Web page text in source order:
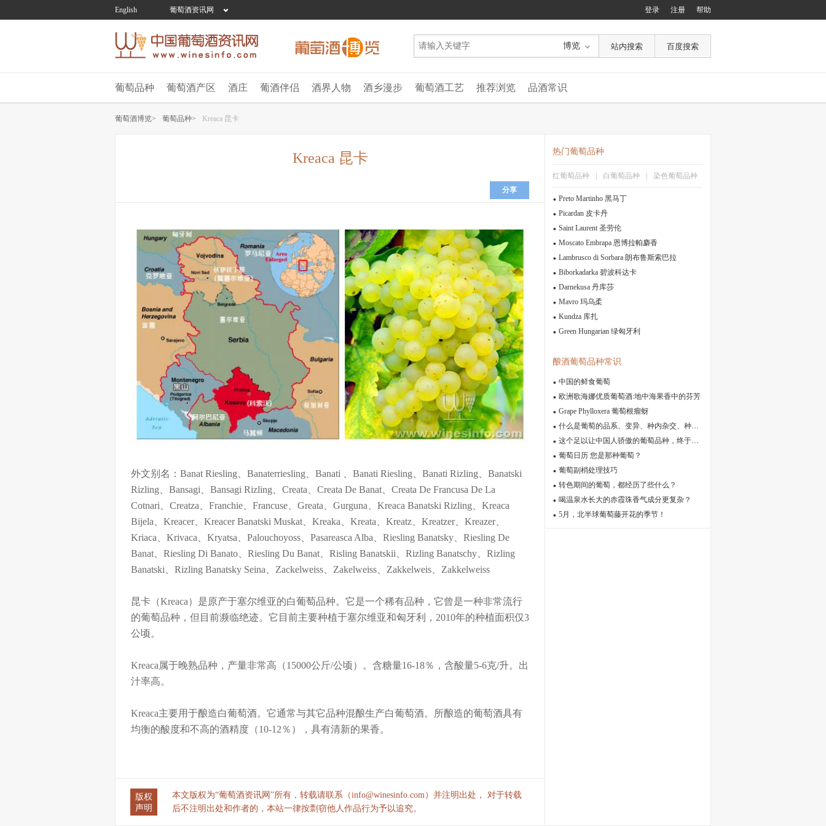
English 葡萄酒资讯网 帮助
注册
登录
博览
葡萄品种 葡萄酒产区 酒庄 葡酒伴侣 酒界人物 酒乡漫步 葡萄酒工艺 推荐浏览 品酒常识
葡萄酒博览> 葡萄品种> Kreaca 昆卡
Kreaca 昆卡
分享
外文别名：Banat Riesling、Banaterriesling、Banati 、Banati Riesling、Banati Rizling、Banatski
Rizling、Bansagi、Bansagi Rizling、Creata、Creata De Banat、Creata De Francusa De La
Cotnari、Creatza、Franchie、Francuse、Greata、Gurguna、Kreaca Banatski Rizling、Kreaca
Bijela、Kreacer、Kreacer Banatski Muskat、Kreaka、Kreata、Kreatz、Kreatzer、Kreazer、
Kriaca、Krivaca、Kryatsa、Palouchoyoss、Pasareasca Alba、Riesling Banatsky、Riesling De
Banat、Riesling Di Banato、Riesling Du Banat、Risling Banatskii、Rizling Banatschy、Rizling
Banatski、Rizling Banatsky Seina、Zackelweiss、Zakelweiss、Zakkelweis、Zakkelweiss
昆卡（Kreaca）是原产于塞尔维亚的白葡萄品种。它是一个稀有品种，它曾是一种非常流行
的葡萄品种，但目前濒临绝迹。它目前主要种植于塞尔维亚和匈牙利，2010年的种植面积仅3
公顷。
Kreaca属于晚熟品种，产量非常高（15000公斤/公顷）。含糖量16-18％，含酸量5-6克/升。出
汁率高。
Kreaca主要用于酿造白葡萄酒。它通常与其它品种混酿生产白葡萄酒。所酿造的葡萄酒具有
均衡的酸度和不高的酒精度（10-12％），具有清新的果香。
版权
声明
本文版权为“葡萄酒资讯网”所有，转载请联系（info@winesinfo.com）并注明出处， 对于转载
后不注明出处和作者的，本站一律按剽窃他人作品行为予以追究。
热门葡萄品种
红葡萄品种 白葡萄品种 染色葡萄品种
Preto Martinho 黑马丁
Picardan 皮卡丹
Saint Laurent 圣劳伦
Moscato Embrapa 恩博拉帕麝香
Lambrusco di Sorbara 朗布鲁斯索巴拉
Biborkadarka 碧波科达卡
Darnekusa 丹库莎
Mavro 玛乌柔
Kundza 库扎
Green Hungarian 绿匈牙利
酿酒葡萄品种常识
中国的鲜食葡萄
欧洲歌海娜优质葡萄酒:地中海果香中的芬芳
Grape Phylloxera 葡萄根瘤蚜
什么是葡萄的品系、变异、种内杂交、种间杂交
这个足以让中国人骄傲的葡萄品种，终于有人重视了！
葡萄日历 您是那种葡萄？
葡萄副梢处理技巧
转色期间的葡萄，都经历了些什么？
喝温泉水长大的赤霞珠香气成分更复杂？
5月，北半球葡萄藤开花的季节！